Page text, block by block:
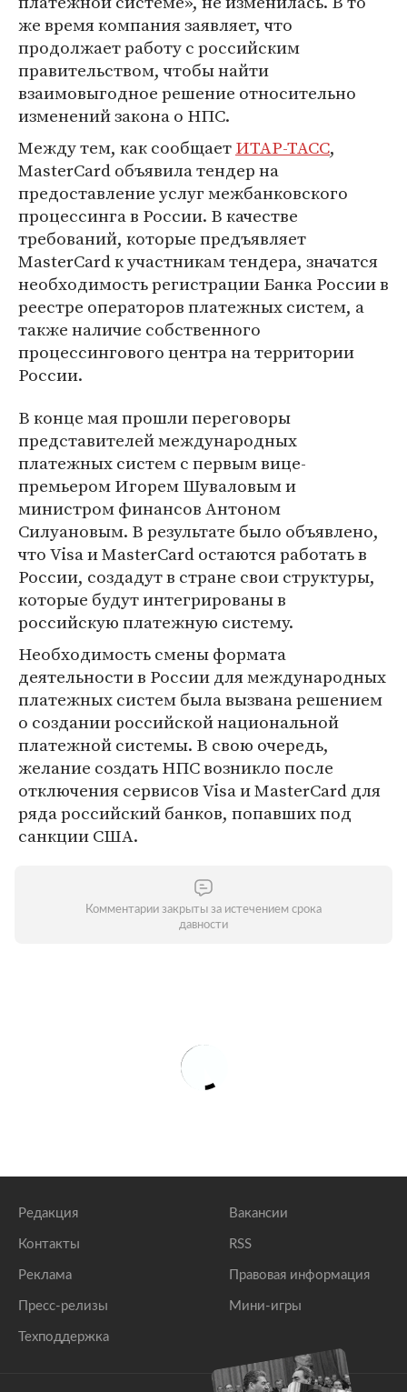
же время компания заявляет, что
продолжает работу с российским
правительством, чтобы найти
взаимовыгодное решение относительно
изменений закона о НПС.
Между тем, как сообщаетИТАР-ТАСС,
MasterCard объявила тендер на
предоставление услуг межбанковского
процессинга в России. В качестве
требований, которые предъявляет
MasterCard к участникам тендера, значатся
необходимость регистрации Банка России в
реестре операторов платежных систем, а
также наличие собственного
процессингового центра на территории
России.
В конце мая прошли переговоры
представителей международных
платежных систем с первым вице-
премьером Игорем Шуваловым и
министром финансов Антоном
Силуановым. В результате было объявлено,
что Visa и MasterCard остаются работать в
России, создадут в стране свои структуры,
которые будут интегрированы в
российскую платежную систему.
Необходимость смены формата
деятельности в России для международных
платежных систем была вызвана решением
о создании российской национальной
платежной системы. В свою очередь,
желание создать НПС возникло после
отключения сервисов Visa и MasterCard для
ряда российский банков, попавших под
санкции США.
Комментарии закрыты за истечением срока
давности
Редакция
Контакты
Реклама
Пресс-релизы
Техподдержка
Вакансии
RSS
Правовая информация
Мини-игры